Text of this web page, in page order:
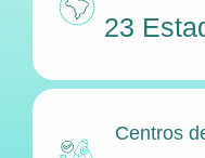
23
Centros